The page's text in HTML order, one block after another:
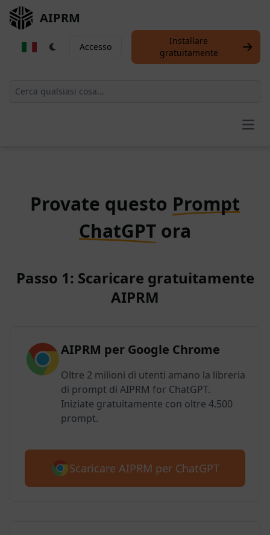
AIPRM
Accesso
Installare
gratuitamente
Provate questo Prompt
ChatGPT ora
Passo 1: Scaricare gratuitamente
AIPRM
AIPRM per Google Chrome
Oltre 2 milioni di utenti amano la libreria
di prompt di AIPRM for ChatGPT.
Iniziate gratuitamente con oltre 4.500
prompt.
Scaricare AIPRM per ChatGPT